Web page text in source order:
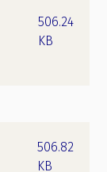
506.24
KB
506.82
KB